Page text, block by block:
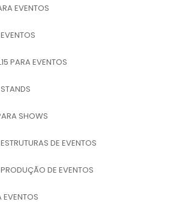
EVENTOS
PARA EVENTOS
SHOWS
DE EVENTOS
DE EVENTOS
EVENTOS